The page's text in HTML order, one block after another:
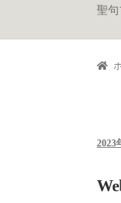
聖
2023